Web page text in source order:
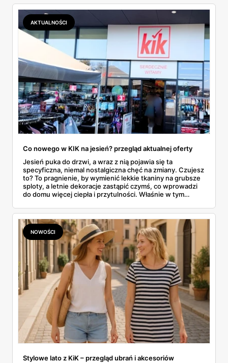
AKTUALNOŚCI
Co nowego w KIK na jesień? przegląd aktualnej oferty
Jesień puka do drzwi, a wraz z nią pojawia się ta
specyficzna, niemal nostalgiczna chęć na zmiany. Czujesz
to? To pragnienie, by wymienić lekkie tkaniny na grubsze
sploty, a letnie dekoracje zastąpić czymś, co wprowadzi
do domu więcej ciepła i przytulności. Właśnie w tym
sezonowymi nowościami, które nie zrujnowaną
domowego budżetu. I tu na scenę wkracza KiK, dyskont
tekstylny, który od lat udowadnia, że przygotowanie
siebie i swojego mieszkania na nową porę roku nie musi
wiązać się z ogromnymi wydatkami. W tym artykule
zrobimy pełen przegląd tego, co sieć przygotowała na
nadchodzące, chłodniejsze miesiące. Prześwietlimy
modowe propozycje dla całej rodziny i sprawdzimy, jakimi
drobiazgami można wyczarować jesienny klimat we
wnętrzach.
NOWOŚCI
Stylowe lato z KiK – przegląd ubrań i akcesoriów